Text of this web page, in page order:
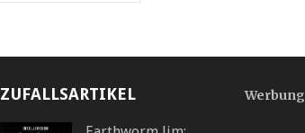
ZUFALLSARTIKEL Werbung